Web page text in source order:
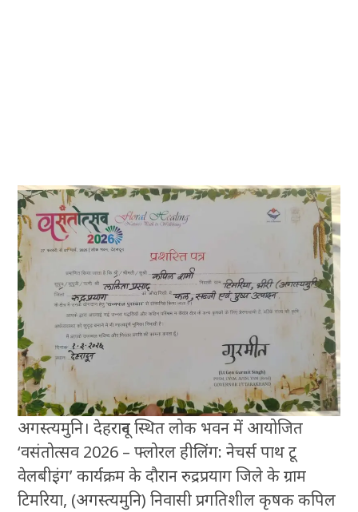
अगस्त्यमुनि। देहरादून स्थित लोक भवन में आयोजित
‘वसंतोत्सव 2026 – फ्लोरल हीलिंग: नेचर्स पाथ टू
वेलबीइंग’ कार्यक्रम के दौरान रुद्रप्रयाग जिले के ग्राम
टिमरिया, (अगस्त्यमुनि) निवासी प्रगतिशील कृषक कपिल